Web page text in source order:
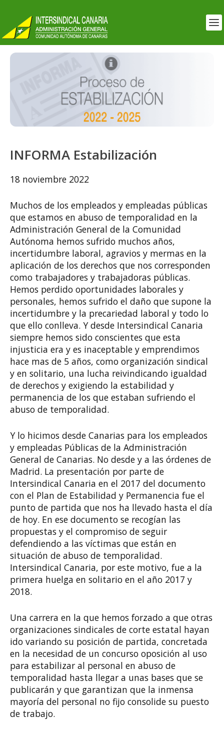
INFORMA Estabilización
18 noviembre 2022
Muchos de los empleados y empleadas públicas
que estamos en abuso de temporalidad en la
Administración General de la Comunidad
Autónoma hemos sufrido muchos años,
incertidumbre laboral, agravios y mermas en la
aplicación de los derechos que nos corresponden
como trabajadores y trabajadoras públicas.
Hemos perdido oportunidades laborales y
personales, hemos sufrido el daño que supone la
incertidumbre y la precariedad laboral y todo lo
que ello conlleva. Y desde Intersindical Canaria
siempre hemos sido conscientes que esta
injusticia era y es inaceptable y emprendimos
hace mas de 5 años, como organización sindical
y en solitario, una lucha reivindicando igualdad
de derechos y exigiendo la estabilidad y
permanencia de los que estaban sufriendo el
abuso de temporalidad.
Y lo hicimos desde Canarias para los empleados
y empleadas Públicas de la Administración
General de Canarias. No desde y a las órdenes de
Madrid. La presentación por parte de
Intersindical Canaria en el 2017 del documento
con el Plan de Estabilidad y Permanencia fue el
punto de partida que nos ha llevado hasta el día
de hoy. En ese documento se recogían las
propuestas y el compromiso de seguir
defendiendo a las víctimas que están en
situación de abuso de temporalidad.
Intersindical Canaria, por este motivo, fue a la
primera huelga en solitario en el año 2017 y
2018.
Una carrera en la que hemos forzado a que otras
organizaciones sindicales de corte estatal hayan
ido variando su posición de partida, concretada
en la necesidad de un concurso oposición al uso
para estabilizar al personal en abuso de
temporalidad hasta llegar a unas bases que se
publicarán y que garantizan que la inmensa
mayoría del personal no fijo consolide su puesto
de trabajo.